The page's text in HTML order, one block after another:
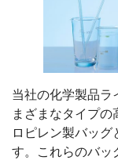
当社の化学製品
まざまなタイプ
ロピレン製バッ
す。これらのバッ